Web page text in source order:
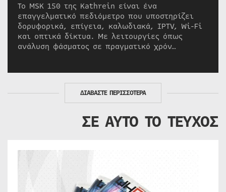
Το MSK 150 της Kathrein είναι ένα
επαγγελματικό πεδιόμετρο που υποστηρίζει
δορυφορικά, επίγεια, καλωδιακά, IPTV, Wi-Fi
και οπτικά δίκτυα. Με λειτουργίες όπως
ανάλυση φάσματος σε πραγματικό χρόν…
ΔΙΑΒΑΣΤΕ ΠΕΡΙΣΣΟΤΕΡΑ
ΣΕ ΑΥΤΟ ΤΟ ΤΕΥΧΟΣ